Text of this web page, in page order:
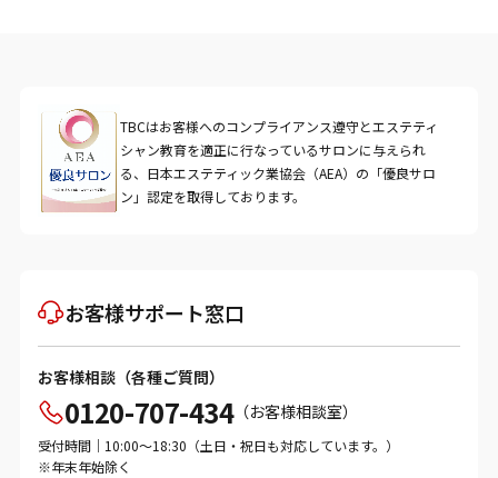
TBCはお客様へのコンプライアンス遵守とエステティ
シャン教育を適正に行なっているサロンに与えられ
る、日本エステティック業協会（AEA）の「優良サロ
ン」認定を取得しております。
お客様サポート窓口
お客様相談（各種ご質問）
0120-707-434（お客様相談室）
受付時間｜10:00～18:30（土日・祝日も対応しています。）
※年末年始除く